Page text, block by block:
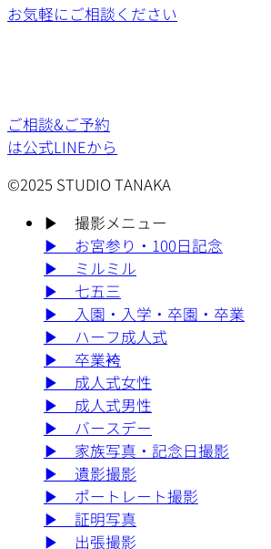
お気軽にご相談ください
ご相談&ご予約
は公式LINEから
©2025 STUDIO TANAKA
▶︎
撮影メニュー
▶︎
お宮参り・100日記念
▶︎
ミルミル
▶︎
七五三
▶︎
入園・入学・卒園・卒業
▶︎
ハーフ成人式
▶︎
卒業袴
▶︎
成人式女性
▶︎
成人式男性
▶︎
バースデー
▶︎
家族写真・記念日撮影
▶︎
遺影撮影
▶︎
ポートレート撮影
▶︎
証明写真
▶︎
出張撮影